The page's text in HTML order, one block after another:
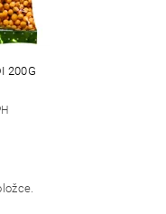
200G